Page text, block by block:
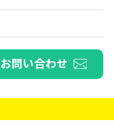
お問い合わせ